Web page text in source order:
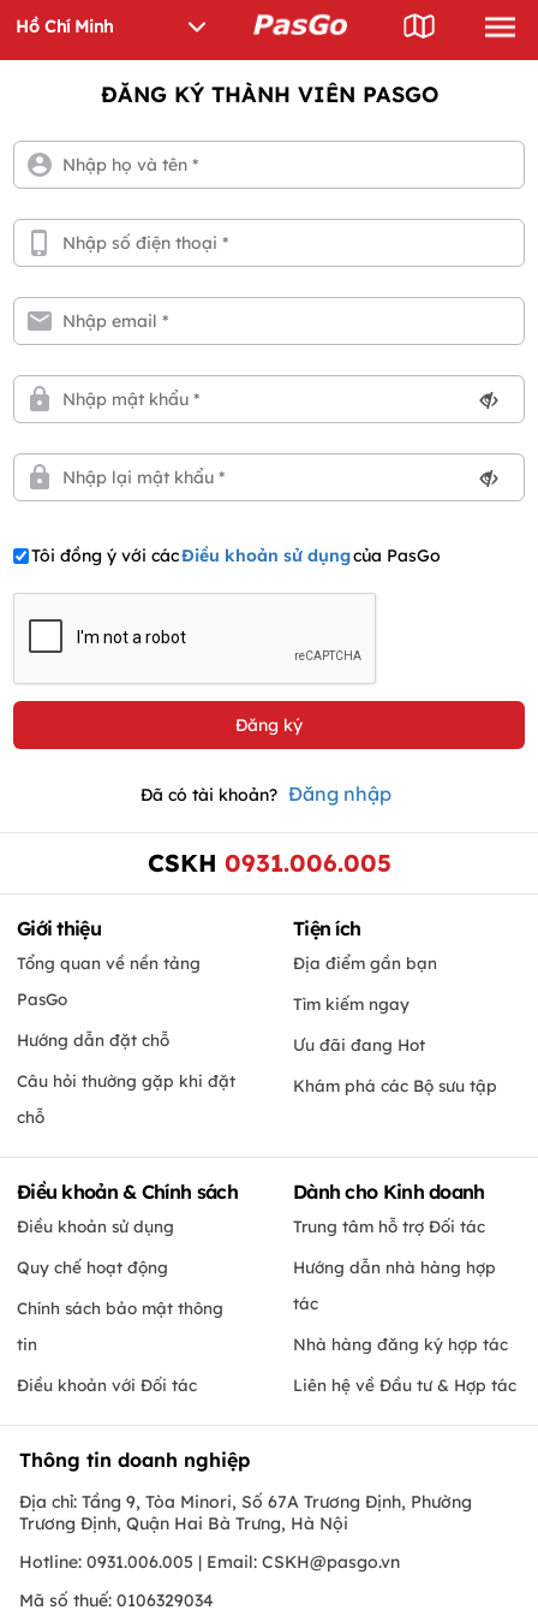
ĐĂNG KÝ THÀNH VIÊN PASGO
Tôi đồng ý với cácĐiều khoản sử dụngcủa PasGo
Đã có tài khoản? Đăng nhập
CSKH 0931.006.005
Giới thiệu
Tổng quan về nền tảng
PasGo
Hướng dẫn đặt chỗ
Câu hỏi thường gặp khi đặt
chỗ
Tiện ích
Địa điểm gần bạn
Tìm kiếm ngay
Ưu đãi đang Hot
Khám phá các Bộ sưu tập
Điều khoản & Chính sách
Điều khoản sử dụng
Quy chế hoạt động
Chính sách bảo mật thông
tin
Điều khoản với Đối tác
Dành cho Kinh doanh
Trung tâm hỗ trợ Đối tác
Hướng dẫn nhà hàng hợp
tác
Nhà hàng đăng ký hợp tác
Liên hệ về Đầu tư & Hợp tác
Thông tin doanh nghiệp
Địa chỉ: Tầng 9, Tòa Minori, Số 67A Trương Định, Phường
Trương Định, Quận Hai Bà Trưng, Hà Nội
Hotline: 0931.006.005 | Email: CSKH@pasgo.vn
Mã số thuế: 0106329034